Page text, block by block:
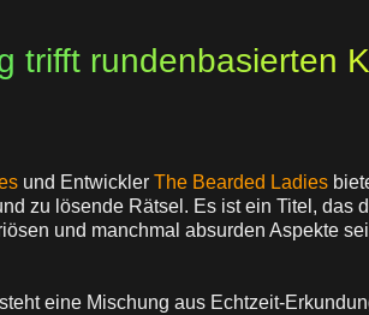
trifft rundenbasierten
und Entwickler The Bearded Ladies
zu lösende Rätsel. Es ist ein Titel, das
und manchmal absurden Aspekte
steht eine Mischung aus Echtzeit-